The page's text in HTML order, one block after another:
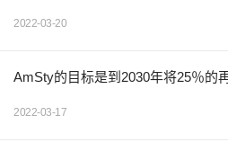
2022-03-20
AmSty的目标是到2030年将25％的
2022-03-17